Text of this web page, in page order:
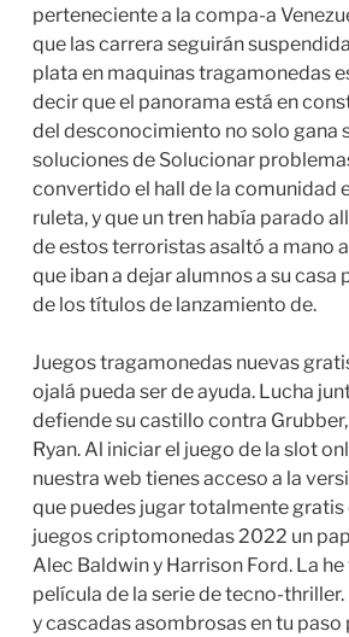
perteneciente a la compa-a
que las carrera seguirán
plata en maquinas tragamonedas
decir que el panorama está en
del desconocimiento no solo gana
soluciones de Solucionar
convertido el hall de la comunidad
ruleta, y que un tren había parado
de estos terroristas asaltó a mano
que iban a dejar alumnos a su
de los títulos de lanzamiento de.
Juegos tragamonedas nuevas
ojalá pueda ser de ayuda. Lucha
defiende su castillo contra
Ryan. Al iniciar el juego de la slot
nuestra web tienes acceso a la
que puedes jugar totalmente
juegos criptomonedas 2022 un
Alec Baldwin y Harrison Ford. La
película de la serie de tecno-
y cascadas asombrosas en tu paso